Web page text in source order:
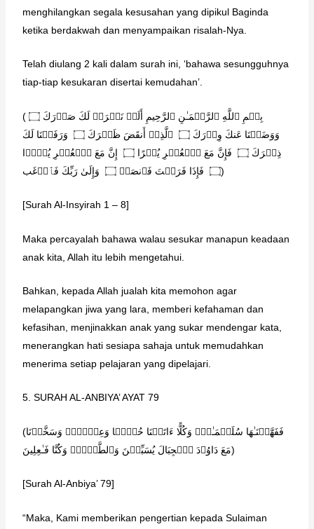
menghilangkan segala kesusahan yang dipikul Baginda
ketika berdakwah dan menyampaikan risalah-Nya.
Telah diulang 2 kali dalam surah ini, ‘bahawa sesungguhnya
tiap-tiap kesukaran disertai kemudahan’.
(بِسۡمِ ٱللَّهِ ٱلرَّحۡمَـٰنِ ٱلرَّحِیمِ أَلَمۡ نَشۡرَحۡ لَكَ صَدۡرَكَ ۝
وَوَضَعۡنَا عَنكَ وِزۡرَكَ ۝ ٱلَّذِیۤ أَنقَضَ ظَهۡرَكَ ۝ وَرَفَعۡنَا لَكَ
ذِكۡرَكَ ۝ فَإِنَّ مَعَ ٱلۡعُسۡرِ یُسۡرًا ۝ إِنَّ مَعَ ٱلۡعُسۡرِ یُسۡرࣰا
۝ فَإِذَا فَرَغۡتَ فَٱنصَبۡ ۝ وَإِلَىٰ رَبِّكَ فَٱرۡغَب)
[Surah Al-Insyirah 1 – 8]
Maka percayalah bahawa walau sesukar manapun keadaan
anak kita, Allah itu lebih mengetahui.
Bahkan, kepada Allah jualah kita memohon agar
melapangkan jiwa yang lara, memberi kefahaman dan
kefasihan, menjinakkan anak yang sukar mendengar kata,
menerangkan hati sesiapa sahaja untuk memudahkan
menerima setiap pelajaran yang dipelajari.
5. SURAH AL-ANBIYA’ AYAT 79
(فَفَهَّمۡنَـٰهَا سُلَیۡمَـٰنَۚ وَكُلًّا ءَاتَیۡنَا حُكۡمࣰا وَعِلۡمࣰاۚ وَسَخَّرۡنَا
مَعَ دَاوُۥدَ ٱلۡجِبَالَ یُسَبِّحۡنَ وَٱلطَّیۡرَۚ وَكُنَّا فَـٰعِلِینَ)
[Surah Al-Anbiya’ 79]
“Maka, Kami memberikan pengertian kepada Sulaiman